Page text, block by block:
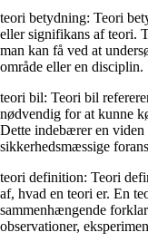
teori betydning: Teori
eller signifikans af teori.
man kan få ved at
område eller en disciplin.
teori bil: Teori bil
nødvendig for at kunne
Dette indebærer en
sikkerhedsmæssige
teori definition: Teori
af, hvad en teori er. En
sammenhængende
observationer,